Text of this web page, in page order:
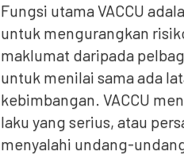
Fungsi utama VACCU
untuk mengurangkan
maklumat daripada
untuk menilai sama ada
kebimbangan. VACCU
laku yang serius, atau
menyalahi undang-